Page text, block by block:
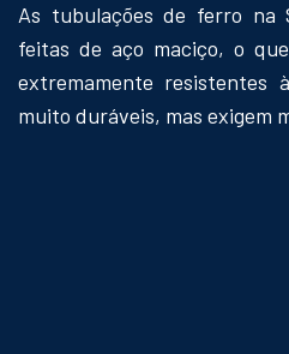
As tubulações de ferro na
feitas de aço maciço, o
extremamente resistentes
muito duráveis, mas exigem